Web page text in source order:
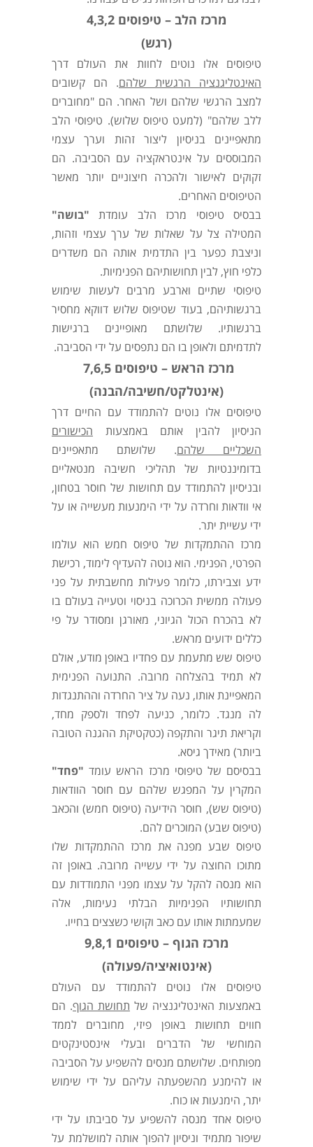
מרכז הלב – טיפוסים 4,3,2
(רגש)
טיפוסים אלו נוטים לחוות את העולם דרך
האינטליגנציה הרגשית שלהם. הם קשובים
למצב הרגשי שלהם ושל האחר. הם "מחוברים
ללב שלהם" (למעט טיפוס שלוש). טיפוסי הלב
מתאפיינים בניסיון ליצור זהות וערך עצמי
המבוססים על אינטראקציה עם הסביבה. הם
זקוקים לאישור ולהכרה חיצוניים יותר מאשר
הטיפוסים האחרים.
בבסיס טיפוסי מרכז הלב עומדת "בושה"
המטילה צל על שאלות של ערך עצמי וזהות,
וניצבת כפער בין התדמית אותה הם משדרים
כלפי חוץ, לבין תחושותיהם הפנימיות.
טיפוסי שתיים וארבע מרבים לעשות שימוש
ברגשותיהם, בעוד שטיפוס שלוש דווקא מחסיר
ברגשותיו. שלושתם מאופיינים ברגישות
לתדמיתם ולאופן בו הם נתפסים על ידי הסביבה.
מרכז הראש – טיפוסים 7,6,5
(אינטלקט/חשיבה/הבנה)
טיפוסים אלו נוטים להתמודד עם החיים דרך
הניסיון להבין אותם באמצעות הכישורים
השכליים שלהם. שלושתם מתאפיינים
בדומיננטיות של תהליכי חשיבה מנטאליים
ובניסיון להתמודד עם תחושות של חוסר בטחון,
אי וודאות וחרדה על ידי הימנעות מעשייה או על
ידי עשיית יתר.
מרכז ההתמקדות של טיפוס חמש הוא עולמו
הפרטי, הפנימי. הוא נוטה להעדיף לימוד, רכישת
ידע וצבירתו, כלומר פעילות מחשבתית על פני
פעולה ממשית הכרוכה בניסוי וטעייה בעולם בו
לא בהכרח הכול הגיוני, מאורגן ומסודר על פי
כללים ידועים מראש.
טיפוס שש מתעמת עם פחדיו באופן מודע, אולם
לא תמיד בהצלחה מרובה. התנועה הפנימית
המאפיינת אותו, נעה על ציר החרדה וההתנגדות
לה מנגד. כלומר, כניעה לפחד ולספק מחד,
וקריאת תיגר והתקפה (כטקטיקת ההגנה הטובה
ביותר) מאידך גיסא.
בבסיסם של טיפוסי מרכז הראש עומד "פחד"
המקרין על המפגש שלהם עם חוסר הוודאות
(טיפוס שש), חוסר הידיעה (טיפוס חמש) והכאב
(טיפוס שבע) המוכרים להם.
טיפוס שבע מפנה את מרכז ההתמקדות שלו
מתוכו החוצה על ידי עשייה מרובה. באופן זה
הוא מנסה להקל על עצמו מפני התמודדות עם
תחושותיו הפנימיות הבלתי נעימות, אלה
שמעמתות אותו עם כאב וקושי כשצצים בחייו.
מרכז הגוף – טיפוסים 9,8,1
(אינטואיציה/פעולה)
טיפוסים אלו נוטים להתמודד עם העולם
באמצעות האינטליגנציה של תחושת הגוף. הם
חווים תחושות באופן פיזי, מחוברים לממד
המוחשי של הדברים ובעלי אינסטינקטים
מפותחים. שלושתם מנסים להשפיע על הסביבה
או להימנע מהשפעתה עליהם על ידי שימוש
יתר, הימנעות או כוח.
טיפוס אחד מנסה להשפיע על סביבתו על ידי
שיפור מתמיד וניסיון להפוך אותה למושלמת על